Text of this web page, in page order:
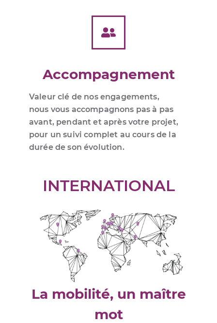
Accompagnement
Valeur clé de nos engagements,
nous vous accompagnons pas à pas
avant, pendant et après votre projet,
pour un suivi complet au cours de la
durée de son évolution.
INTERNATIONAL
La mobilité, un maître
mot